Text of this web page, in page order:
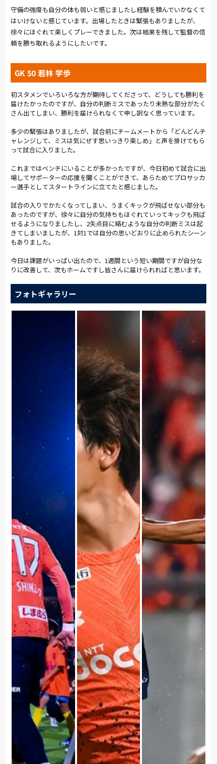
守備の強度も自分の体も弱いと感じましたし経験を積んでいかなくて
はいけないと感じています。出場したときは緊張もありましたが、
徐々にほぐれて楽しくプレーできました。次は結果を残して監督の信
頼を勝ち取れるようにしたいです。
GK 50 若林 学歩
初スタメンでいろいろな方が期待してくださって、どうしても勝利を
届けたかったのですが、自分の判断ミスであったり未熟な部分がたく
さん出てしまい、勝利を届けられなくて申し訳なく思っています。
多少の緊張はありましたが、試合前にチームメートから「どんどんチ
ャレンジして、ミスは気にぜす思いっきり楽しめ」と声を掛けてもら
って試合に入りました。
これまではベンチにいることが多かったですが、今日初めて試合に出
場してサポーターの応援を聞くことができて、あらためてプロサッカ
ー選手としてスタートラインに立てたと感じました。
試合の入りでかたくなってしまい、うまくキックが飛ばせない部分も
あったのですが、徐々に自分の気持ちもほぐれていってキックも飛ば
せるようになりましたし、2失点目に絡むような自分の判断ミスは起
きてしまいましたが、1対1では自分の思いどおりに止められたシーン
もありました。
今日は課題がいっぱい出たので、1週間という短い期間ですが自分な
りに改善して、次もホームですし皆さんに届けられればと思います。
フォトギャラリー